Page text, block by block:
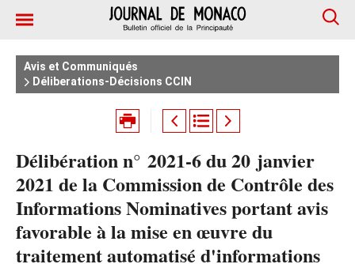
Avis et Communiqués
Déliberations-Décisions CCIN
Délibération n° 2021-6 du 20 janvier
2021 de la Commission de Contrôle des
Informations Nominatives portant avis
favorable à la mise en œuvre du
traitement automatisé d'informations